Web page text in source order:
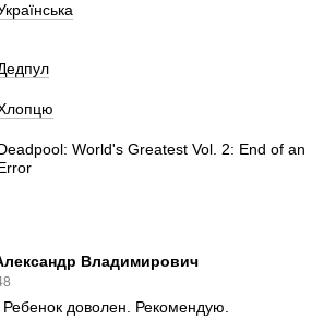
World's Greatest Vol. 2: End of an
Владимирович
доволен. Рекомендую.